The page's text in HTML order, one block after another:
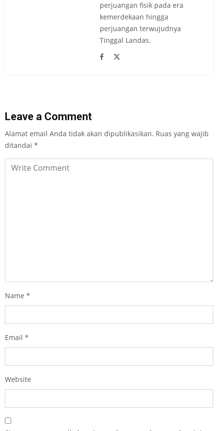
perjuangan fisik pada era
kemerdekaan hingga
perjuangan terwujudnya
Tinggal Landas.
Leave a Comment
Alamat email Anda tidak akan dipublikasikan. Ruas yang wajib
ditandai *
Name *
Email *
Website